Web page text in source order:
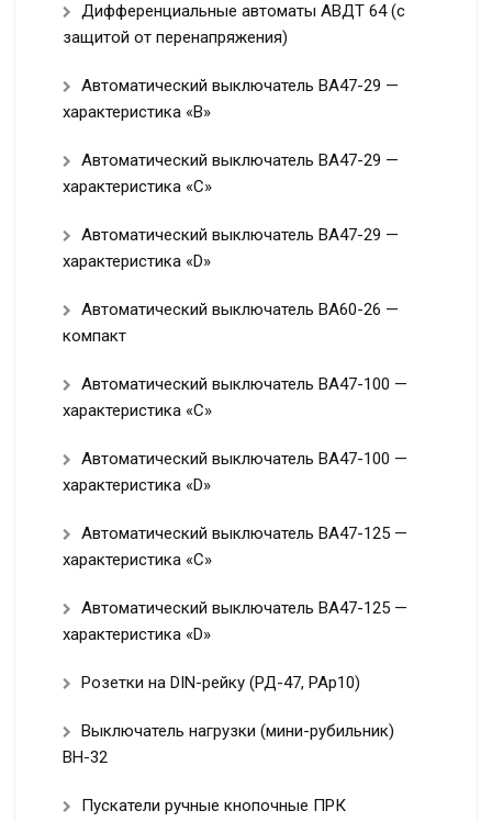
Дифференциальные автоматы АВДТ 64 (с
защитой от перенапряжения)
Автоматический выключатель ВА47-29 —
характеристика «B»
Автоматический выключатель ВА47-29 —
характеристика «С»
Автоматический выключатель ВА47-29 —
характеристика «D»
Автоматический выключатель ВА60-26 —
компакт
Автоматический выключатель ВА47-100 —
характеристика «C»
Автоматический выключатель ВА47-100 —
характеристика «D»
Автоматический выключатель ВА47-125 —
характеристика «C»
Автоматический выключатель ВА47-125 —
характеристика «D»
Розетки на DIN-рейку (РД-47, РАр10)
Выключатель нагрузки (мини-рубильник)
ВН-32
Пускатели ручные кнопочные ПРК